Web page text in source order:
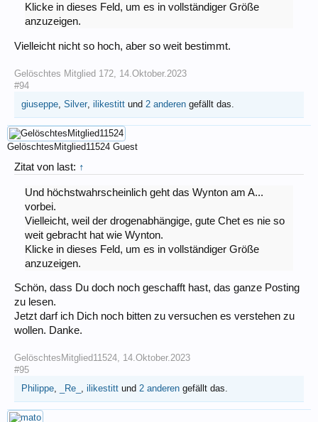
Klicke in dieses Feld, um es in vollständiger Größe
anzuzeigen.
Vielleicht nicht so hoch, aber so weit bestimmt.
Gelöschtes Mitglied 172, 14.Oktober.2023
#94
giuseppe, Silver, ilikestitt und 2 anderen gefällt das.
GelöschtesMitglied11524 Guest
Zitat von last: ↑
Und höchstwahrscheinlich geht das Wynton am A...
vorbei.
Vielleicht, weil der drogenabhängige, gute Chet es nie so
weit gebracht hat wie Wynton.
Klicke in dieses Feld, um es in vollständiger Größe
anzuzeigen.
Schön, dass Du doch noch geschafft hast, das ganze Posting
zu lesen.
Jetzt darf ich Dich noch bitten zu versuchen es verstehen zu
wollen. Danke.
GelöschtesMitglied11524, 14.Oktober.2023
#95
Philippe, _Re_ , ilikestitt und 2 anderen gefällt das.